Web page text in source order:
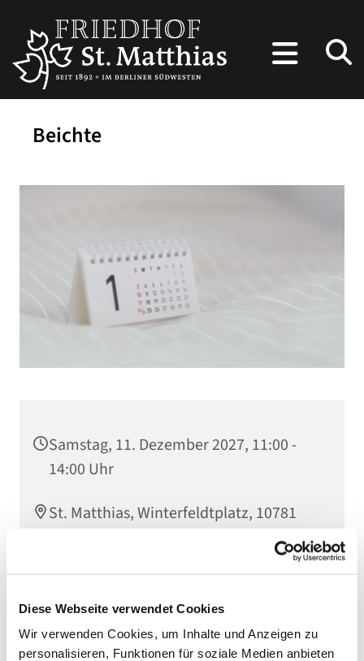
Diese Webseite verwendet Cookies
Wir verwenden Cookies, um Inhalte und Anzeigen zu
personalisieren, Funktionen für soziale Medien anbieten
Beichte
Samstag, 11. Dezember 2027, 11:00 -
14:00 Uhr
St. Matthias, Winterfeldtplatz, 10781